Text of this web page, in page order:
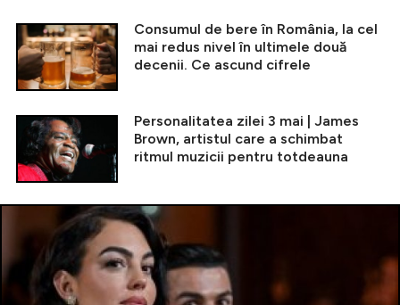
Consumul de bere în România, la cel
mai redus nivel în ultimele două
decenii. Ce ascund cifrele
Personalitatea zilei 3 mai | James
Brown, artistul care a schimbat
ritmul muzicii pentru totdeauna